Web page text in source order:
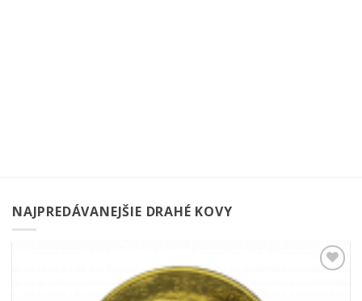
NAJPREDÁVANEJŠIE DRAHÉ KOVY